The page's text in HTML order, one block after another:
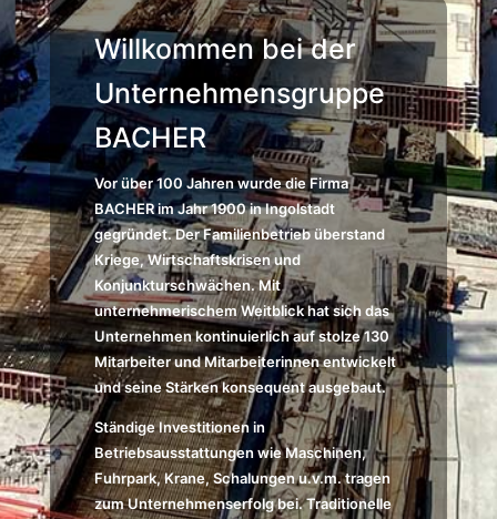
Willkommen bei der
Unter­nehmens­­gruppe
BACHER
Vor über 100 Jahren wurde die Firma
BACHER im Jahr 1900 in Ingolstadt
gegründet. Der Familienbetrieb überstand
Kriege, Wirtschaftskrisen und
Konjunkturschwächen. Mit
unternehmerischem Weitblick hat sich das
Unternehmen kontinuierlich auf stolze 130
Mitarbeiter und Mitarbeiterinnen entwickelt
und seine Stärken konsequent ausgebaut.
Ständige Investitionen in
Betriebsausstattungen wie Maschinen,
Fuhrpark, Krane, Schalungen u.v.m. tragen
zum Unternehmenserfolg bei. Traditionelle